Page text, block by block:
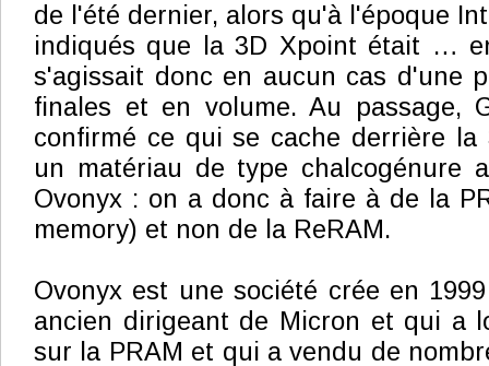
de l'été dernier, alors qu'à l'époque
indiqués que la 3D Xpoint était …
s'agissait donc en aucun cas d'une
finales et en volume. Au passage,
confirmé ce qui se cache derrière la
un matériau de type chalcogénure
Ovonyx : on a donc à faire à de la
memory) et non de la ReRAM.
Ovonyx est une société crée en
ancien dirigeant de Micron et qui a
sur la PRAM et qui a vendu de